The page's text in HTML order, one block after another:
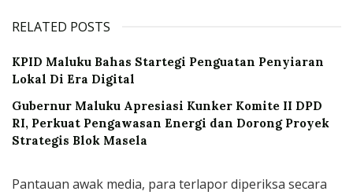
RELATED POSTS
KPID Maluku Bahas Startegi Penguatan Penyiaran
Lokal Di Era Digital
Gubernur Maluku Apresiasi Kunker Komite II DPD
RI, Perkuat Pengawasan Energi dan Dorong Proyek
Strategis Blok Masela
Pantauan awak media, para terlapor diperiksa secara